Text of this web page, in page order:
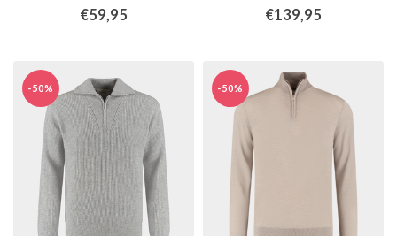
€59,95
€139,95
-50% -50%